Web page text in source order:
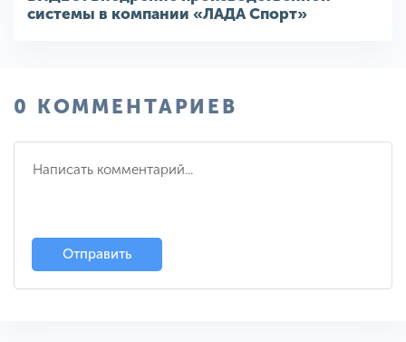
системы в компании «ЛАДА Спорт»
0 КОММЕНТАРИЕВ
Отправить